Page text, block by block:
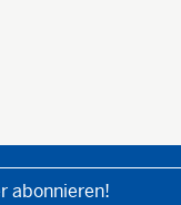
abonnieren!